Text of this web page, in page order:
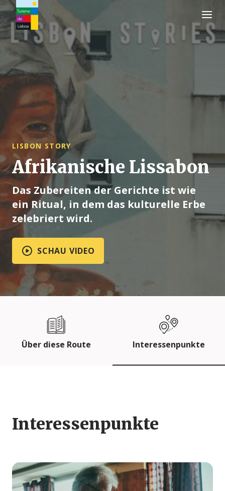
Turismo de Lisboa Logo
LISBON STORY
Afrikanische Lissabon
Das Zubereiten der Gerichte ist wie
ein Ritual, in dem das kulturelle Erbe
zelebriert wird.
SCHAU VIDEO
Über diese Route Interessenpunkte
Interessenpunkte